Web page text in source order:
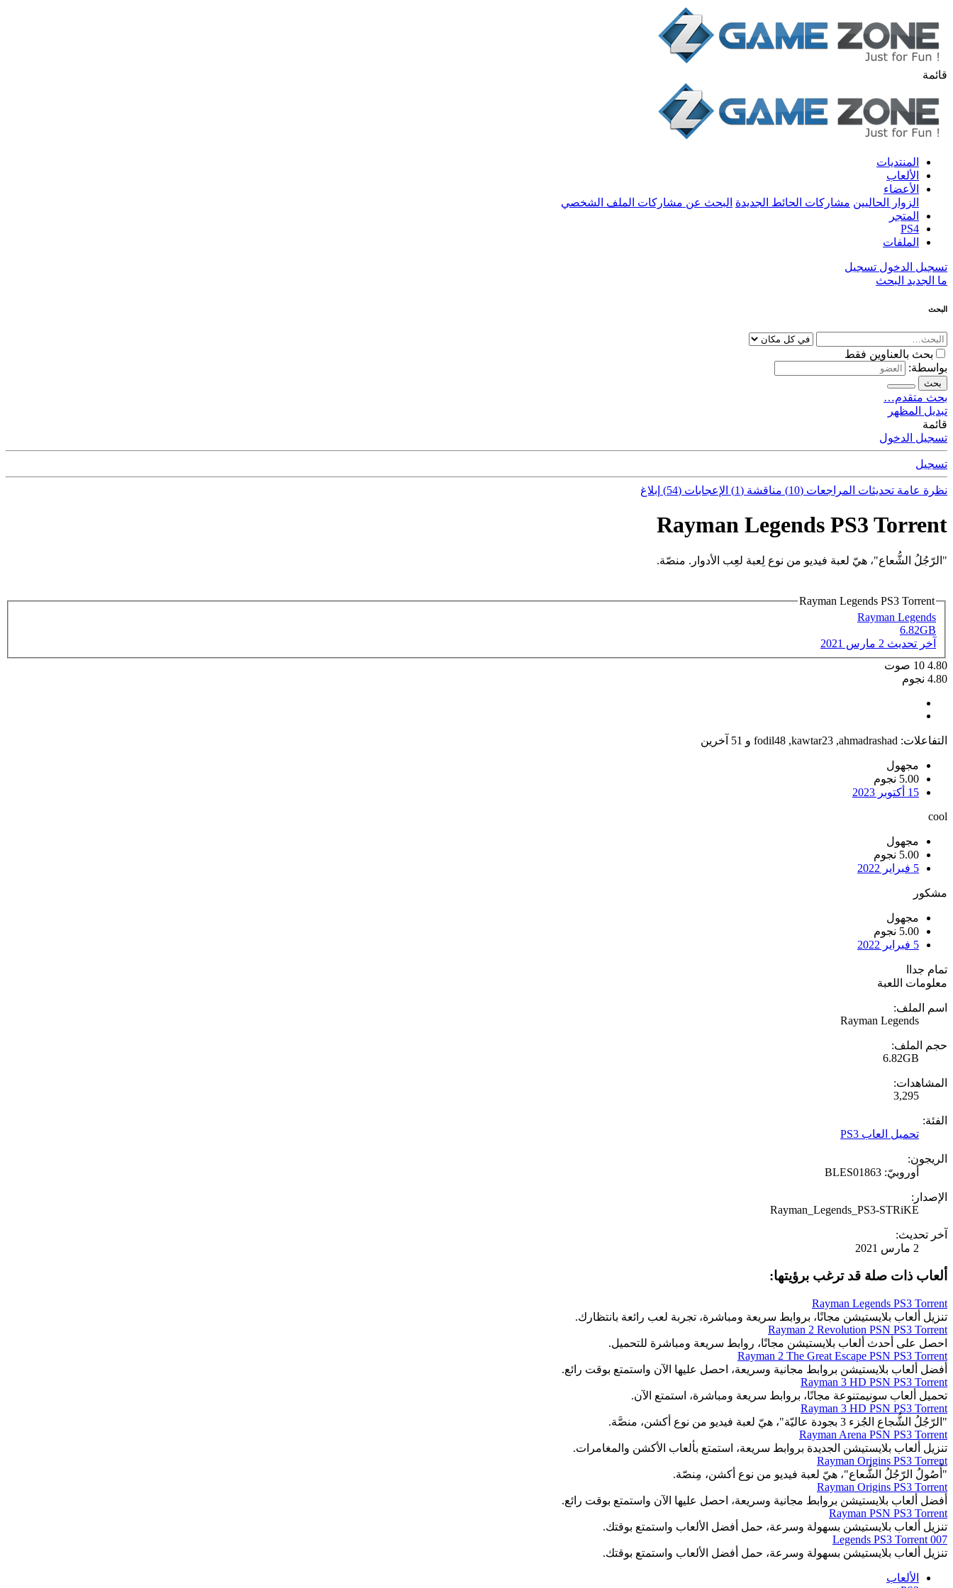
قائمة
المنتديات
الألعاب
الأعضاء
الزوار الحاليين مشاركات الحائط الجديدة البحث عن مشاركات الملف الشخصي
المتجر
PS4
الملفات
تسجيل الدخول تسجيل
ما الجديد البحث
البحث
بحث بالعناوين فقط
بواسطة:
بحث
بحث متقدم…
تبديل المظهر
قائمة
تسجيل الدخول
تسجيل
نظرة عامة تحديثات المراجعات (10) مناقشة (1) الإعجابات (54) إبلاغ
Rayman Legends PS3 Torrent
"الرّجُلُ الشُّعاع"، هيّ لعبة فيديو من نوع لِعبة لعِب الأدوار. منصّة.
Rayman Legends PS3 Torrent
Rayman Legends
6.82GB
آخر تحديث 2 مارس 2021
4.80
10 صوت
4.80 نجوم
التفاعلات: ahmadrashad
,
kawtar23
,
fodil48 و 51 آخرين
مجهول
5.00 نجوم
15 أكتوبر 2023
cool
مجهول
5.00 نجوم
5 فبراير 2022
مشكور
مجهول
5.00 نجوم
5 فبراير 2022
تمام جداا
معلومات اللعبة
اسم الملف:
Rayman Legends
حجم الملف:
6.82GB
المشاهدات:
3,295
الفئة:
تحميل العاب PS3
الريجون:
أوروبيّ: BLES01863
الإصدار:
Rayman_Legends_PS3-STRiKE
آخر تحديث:
2 مارس 2021
ألعاب ذات صلة قد ترغب برؤيتها:
Rayman Legends PS3 Torrent
تنزيل ألعاب بلايستيشن مجانًا، بروابط سريعة ومباشرة، تجربة لعب رائعة بانتظارك.
Rayman 2 Revolution PSN PS3 Torrent
احصل على أحدث ألعاب بلايستيشن مجانًا، روابط سريعة ومباشرة للتحميل.
Rayman 2 The Great Escape PSN PS3 Torrent
أفضل ألعاب بلايستيشن بروابط مجانية وسريعة، احصل عليها الآن واستمتع بوقت رائع.
Rayman 3 HD PSN PS3 Torrent
تحميل ألعاب سونيمتنوعة مجانًا، بروابط سريعة ومباشرة، استمتع الآن.
Rayman 3 HD PSN PS3 Torrent
"الرّجُلُ الشُّجاع الجُزء 3 بجودة عاليّة"، هيّ لعبة فيديو من نوع أكشن، منصَّة.
Rayman Arena PSN PS3 Torrent
تنزيل ألعاب بلايستيشن الجديدة بروابط سريعة، استمتع بألعاب الأكشن والمغامرات.
Rayman Origins PS3 Torrent
"أُصُولُ الرّجُلُ الشُّعاع"، هيّ لعبة فيديو من نوع أكشن، مِنصّة.
Rayman Origins PS3 Torrent
أفضل ألعاب بلايستيشن بروابط مجانية وسريعة، احصل عليها الآن واستمتع بوقت رائع.
Rayman PSN PS3 Torrent
تنزيل ألعاب بلايستيشن بسهولة وسرعة، حمل أفضل الألعاب واستمتع بوقتك.
007 Legends PS3 Torrent
تنزيل ألعاب بلايستيشن بسهولة وسرعة، حمل أفضل الألعاب واستمتع بوقتك.
الألعاب